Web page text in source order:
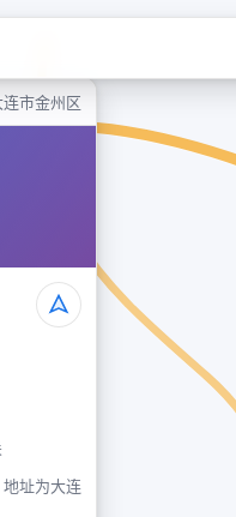
市金州区
址为大连